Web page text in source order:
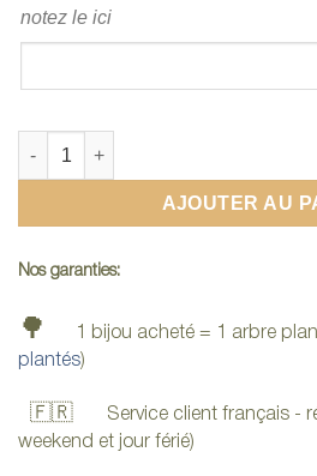
notez le ici
quantité de Bague en bois d'olivier
AJOUTER AU
Nos garanties:
🌳 1 bijou acheté = 1 arbre
plantés)
🇫🇷 Service client français -
weekend et jour férié)